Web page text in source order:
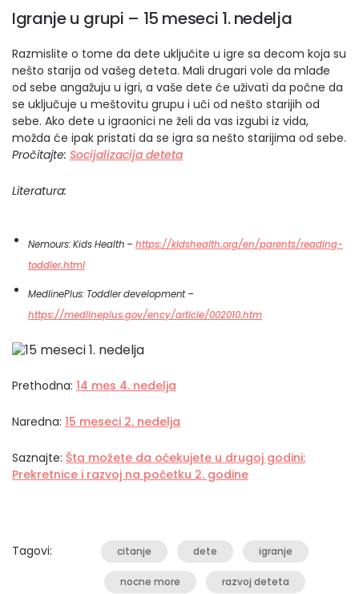
Igranje u grupi – 15 meseci 1. nedelja
Razmislite o tome da dete uključite u igre sa decom koja su
nešto starija od vašeg deteta. Mali drugari vole da mlađe
od sebe angažuju u igri, a vaše dete će uživati da počne da
se uključuje u meštovitu grupu i uči od nešto starijih od
sebe. Ako dete u igraonici ne želi da vas izgubi iz vida,
možda će ipak pristati da se igra sa nešto starijima od sebe.
Pročitajte: Socijalizacija deteta
Literatura:
Nemours: Kids Health –https://kidshealth.org/en/parents/reading-
toddler.html
MedlinePlus: Toddler development –
https://medlineplus.gov/ency/article/002010.htm
Prethodna: 14 mes 4. nedelja
Naredna: 15 meseci 2. nedelja
Saznajte: Šta možete da očekujete u drugoj godini:
Prekretnice i razvoj na početku 2. godine
Tagovi: citanje dete igranje
nocne more razvoj deteta